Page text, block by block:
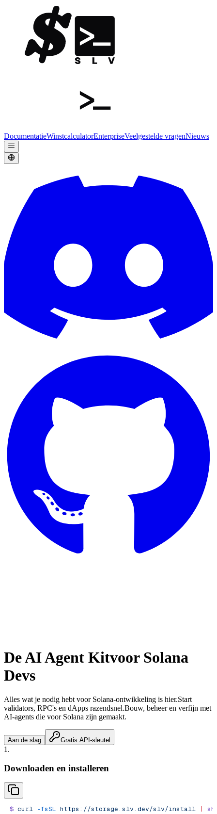
DocumentatieWinstcalculatorEnterpriseVeelgestelde vragenNieuws
De AI Agent Kitvoor Solana
Devs
Alles wat je nodig hebt voor Solana-ontwikkeling is hier.Start
validators, RPC's en dApps razendsnel.Bouw, beheer en verfijn met
AI-agents die voor Solana zijn gemaakt.
Aan de slag Gratis API-sleutel
1.
Downloaden en installeren
$ curl -fsSL https://storage.slv.dev/slv/install | sh